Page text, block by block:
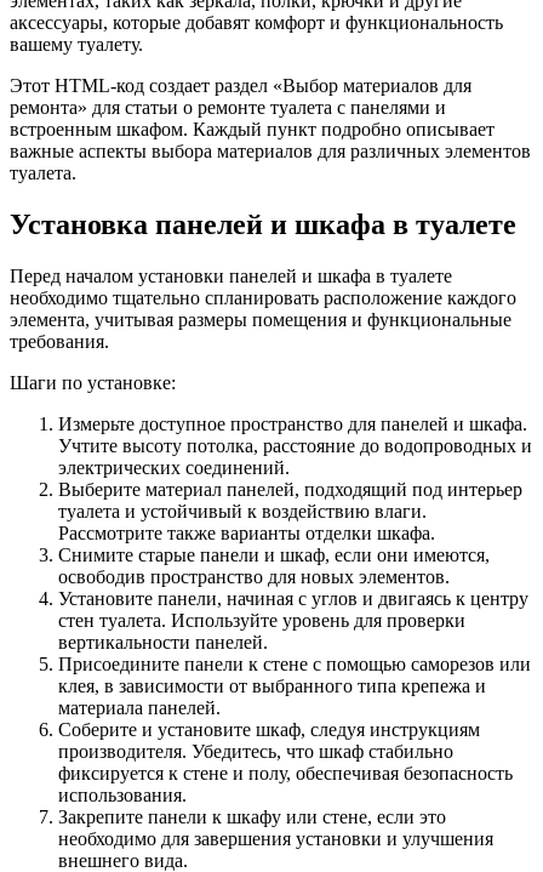
аксессуары, которые добавят комфорт и функциональность
вашему туалету.
Этот HTML-код создает раздел «Выбор материалов для
ремонта» для статьи о ремонте туалета с панелями и
встроенным шкафом. Каждый пункт подробно описывает
важные аспекты выбора материалов для различных элементов
туалета.
Установка панелей и шкафа в туалете
Перед началом установки панелей и шкафа в туалете
необходимо тщательно спланировать расположение каждого
элемента, учитывая размеры помещения и функциональные
требования.
Шаги по установке:
Измерьте доступное пространство для панелей и шкафа.
Учтите высоту потолка, расстояние до водопроводных и
электрических соединений.
Выберите материал панелей, подходящий под интерьер
туалета и устойчивый к воздействию влаги.
Рассмотрите также варианты отделки шкафа.
Снимите старые панели и шкаф, если они имеются,
освободив пространство для новых элементов.
Установите панели, начиная с углов и двигаясь к центру
стен туалета. Используйте уровень для проверки
вертикальности панелей.
Присоедините панели к стене с помощью саморезов или
клея, в зависимости от выбранного типа крепежа и
материала панелей.
Соберите и установите шкаф, следуя инструкциям
производителя. Убедитесь, что шкаф стабильно
фиксируется к стене и полу, обеспечивая безопасность
использования.
Закрепите панели к шкафу или стене, если это
необходимо для завершения установки и улучшения
внешнего вида.